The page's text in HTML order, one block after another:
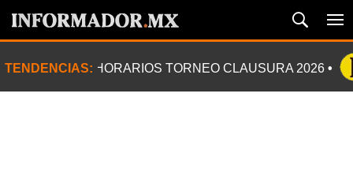
TENDENCIAS: HORARIOS TORNEO CLAUSURA 2026